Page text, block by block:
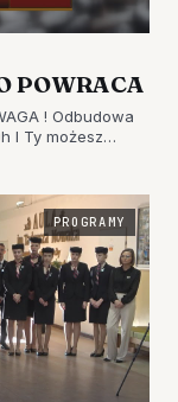
POWRACA
! Odbudowa
I Ty możesz
PROGRAMY